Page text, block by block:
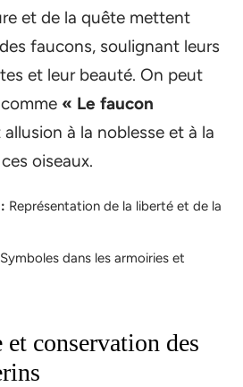
et de la quête mettent
faucons, soulignant leurs
et leur beauté. On peut
« Le faucon
à la noblesse et à la
oiseaux.
Représentation de la liberté et de la
Symboles dans les armoiries et
conservation des